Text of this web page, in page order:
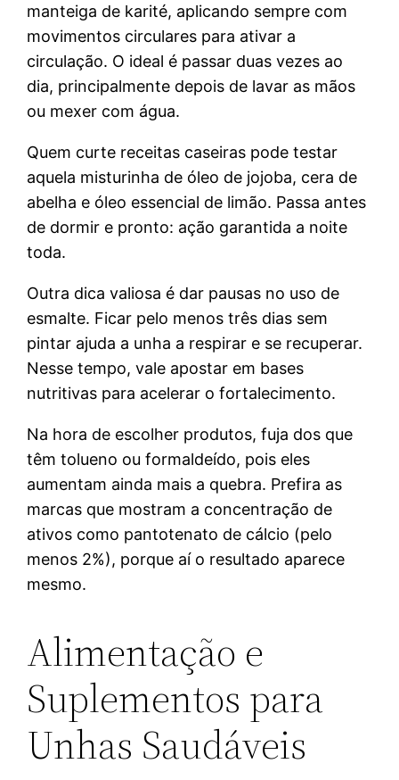
manteiga de karité, aplicando sempre com
movimentos circulares para ativar a
circulação. O ideal é passar duas vezes ao
dia, principalmente depois de lavar as mãos
ou mexer com água.
Quem curte receitas caseiras pode testar
aquela misturinha de óleo de jojoba, cera de
abelha e óleo essencial de limão. Passa antes
de dormir e pronto: ação garantida a noite
toda.
Outra dica valiosa é dar pausas no uso de
esmalte. Ficar pelo menos três dias sem
pintar ajuda a unha a respirar e se recuperar.
Nesse tempo, vale apostar em bases
nutritivas para acelerar o fortalecimento.
Na hora de escolher produtos, fuja dos que
têm tolueno ou formaldeído, pois eles
aumentam ainda mais a quebra. Prefira as
marcas que mostram a concentração de
ativos como pantotenato de cálcio (pelo
menos 2%), porque aí o resultado aparece
mesmo.
Alimentação e
Suplementos para
Unhas Saudáveis